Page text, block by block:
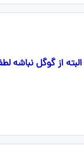
صفحه ۴۱ رو بفرستید البته